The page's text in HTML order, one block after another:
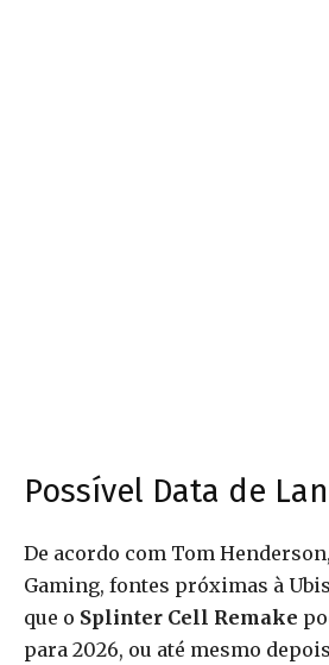
Possível Data de
De acordo com Tom
Gaming, fontes próximas à
que o Splinter Cell Remake
para 2026, ou até mesmo